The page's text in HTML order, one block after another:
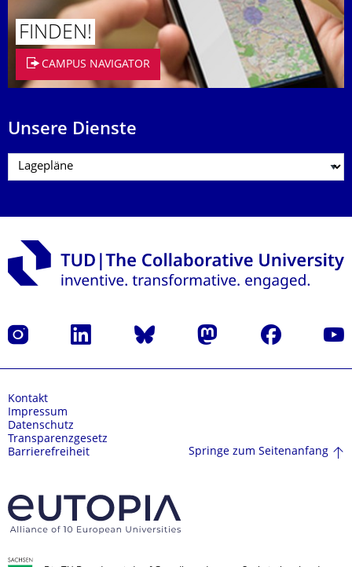
FINDEN!
CAMPUS NAVIGATOR
Unsere Dienste
Instagram LinkedIn Bluesky Mastodon Facebook
Kontakt
Impressum
Datenschutz
Transparenzgesetz
Barrierefreiheit
Springe zum Seitenanfang